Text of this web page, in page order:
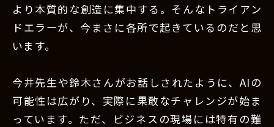
より本質的な創造に集中する。そんなトライアン
ドエラーが、今まさに各所で起きているのだと思
います。
今井先生や鈴木さんがお話しされたように、AIの
可能性は広がり、実際に果敢なチャレンジが始ま
っています。ただ、ビジネスの現場には特有の難